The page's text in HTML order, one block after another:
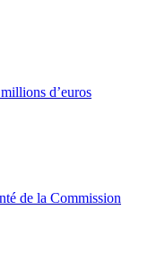
d’euros
de la Commission